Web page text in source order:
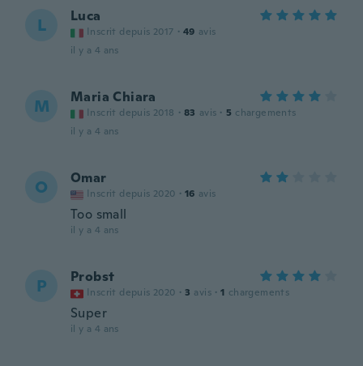
L Luca
Inscrit depuis 2017 · 49 avis
il y a 4 ans
M Maria Chiara
Inscrit depuis 2018 · 83 avis · 5 chargements
il y a 4 ans
O Omar
Inscrit depuis 2020 · 16 avis
Too small
il y a 4 ans
P Probst
Inscrit depuis 2020 · 3 avis · 1 chargements
Super
il y a 4 ans